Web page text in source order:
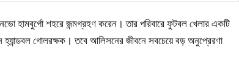
হামবুর্গো শহরে জন্মগ্রহণ করেন। তার পরিবারে ফুটবল খেলার একটি
গোলরক্ষক। তবে আলিসনের জীবনে সবচেয়ে বড় অনুপ্রেরণা